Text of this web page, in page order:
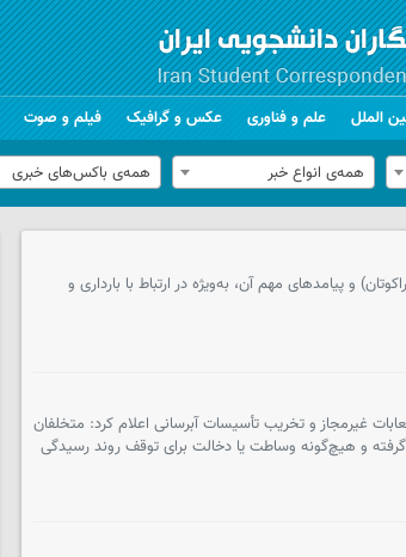
الملل علم و فناوری عکس و گرافیک فیلم و صوت
همه‌ی انواع خبر همه‌ی باکس‌های خبری
و پیامدهای مهم آن، به‌ویژه در ارتباط با بارداری و
غیرمجاز و تخریب تأسیسات آبرسانی اعلام کرد: متخلفان
و هیچ‌گونه وساطت یا دخالت برای توقف روند رسیدگی